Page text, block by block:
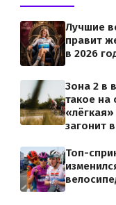
Лучшие
правит
в 2026
Зона 2 в
такое на
загонит
Топ-